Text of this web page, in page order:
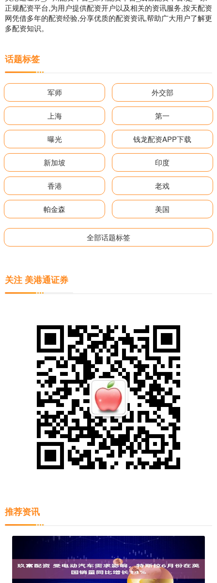
正规配资平台,为用户提供配资开户以及相关的资讯服务,按天配资
网凭借多年的配资经验,分享优质的配资资讯,帮助广大用户了解更
多配资知识。
话题标签
军师 外交部
上海 第一
曝光 钱龙配资APP下载
新加坡 印度
香港 老戏
帕金森 美国
全部话题标签
关注 美港通证券
推荐资讯